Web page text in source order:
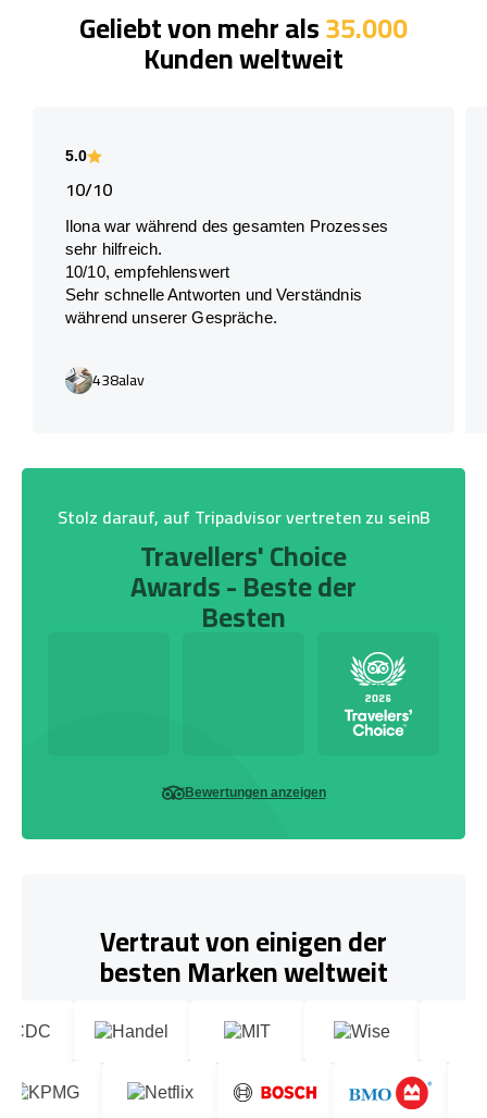
Geliebt von mehr als35.000
Kunden weltweit
5.0
10/10
Ilona war während des gesamten Prozesses
sehr hilfreich.
10/10, empfehlenswert
Sehr schnelle Antworten und Verständnis
während unserer Gespräche.
438alav
Stolz darauf, auf Tripadvisor vertreten zu seinB
Travellers' Choice
Awards - Beste der
Besten
Bewertungen anzeigen
Vertraut von einigen der
besten Marken weltweit